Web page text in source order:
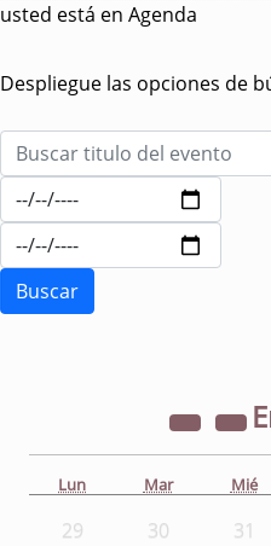
usted está en Agenda
Despliegue las opciones de
Lun Mar Mié
29 30 31